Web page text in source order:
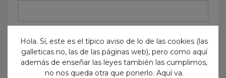
Hola. Sí, este es el típico aviso de lo de las cookies (las
galleticas no, las de las páginas web), pero como aquí
además de enseñar las leyes también las cumplimos,
no nos queda otra que ponerlo. Aquí va.